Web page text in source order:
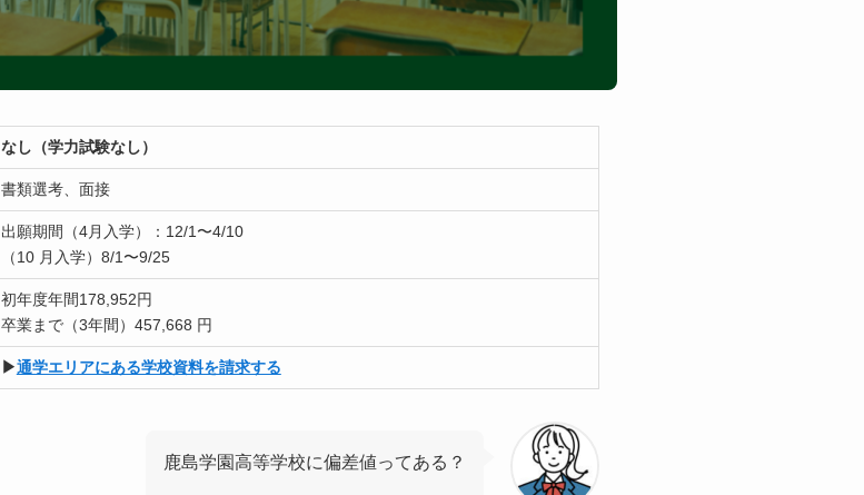
なし（学力試験なし）
書類選考、面接
出願期間（4月入学）：12/1〜4/10
（10 月入学）8/1〜9/25
初年度年間178,952円
卒業まで（3年間）457,668 円
▶通学エリアにある学校資料を請求する
鹿島学園高等学校に偏差値ってある？